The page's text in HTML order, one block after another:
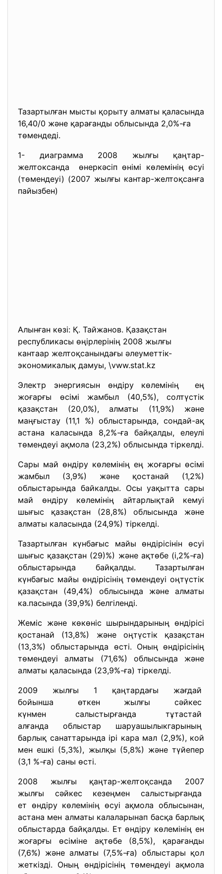
Тазартылған мысты қорыту алматы қаласында
16,40/0 және қарағанды облысында 2,0%-ға
төмендеді.
1- диаграмма 2008 жылғы қаңтар-
желтоксанда өнеркәсіп өнімі көлемінің өсуі
(төмендеуі) (2007 жылғы кантар-желтоқсанға
пайызбен)
Алынған көзі: Қ. Тайжанов. Қазақстан
республикасы өңірлерінің 2008 жылғы
кантаар желтоқсанындағы әлеуметтік-
экономикалық дамуы, \vww.stat.kz
Электр энергиясын өндіру көлемінің ең
жоғарғы өсімі жамбыл (40,5%), солтүстік
қазақстан (20,0%), алматы (11,9%) және
маңғыстау (11,1 %) облыстарында, сондай-ақ
астана каласында 8,2%-ға байқалды, елеулі
төмендеуі ақмола (23,2%) облысында тіркелді.
Сары май өндіру көлемінің ең жоғарғы өсімі
жамбыл (3,9%) және қостанай (1,2%)
облыстарында байкалды. Осы уақытта сары
май өндіру көлемінің айтарлықтай кемуі
шығыс қазақстан (28,8%) облысында және
алматы каласында (24,9%) тіркелді.
Тазартылған күнбағыс майы өндірісінін өсуі
шығыс қазақстан (29)%) және ақтөбе (і,2%-ға)
облыстарында байқалды. Тазартылған
күнбағыс майы өндірісінің төмендеуі оңтүстік
қазақстан (49,4%) облысында және алматы
ка.пасында (39,9%) белгіленді.
Жеміс және көкөніс шырындарының өндірісі
қостанай (13,8%) және оңтүстік қазақстан
(13,3%) облыстарында өсті. Оның өндірісінің
төмендеуі алматы (71,6%) облысында және
алматы қаласында (23,9%-ға) тіркелді.
2009 жылғы 1 қаңтардағы жағдай
бойынша өткен жылғы сәйкес
күнмен салыстырғанда тұтастай
алғанда облыстар шаруашылыкгарының
барлық санаттарында ірі кара мал (2,9%), кой
мен ешкі (5,3%), жылқы (5,8%) және түйепер
(3,1 %-ға) саны өсті.
2008 жылғы қаңтар-желтоқсанда 2007
жылғы сәйкес кезеңмен салыстырғанда
ет өндіру көлемінің өсуі ақмола облысынан,
астана мен алматы калаларынап басқа барлық
облыстарда байқалды. Ет өндіру көлемінің ен
жоғарғы өсіміне ақтөбе (8,5%), қарағанды
(7,6%) және алматы (7,5%-ға) облыстары қол
жеткізді. Оның өндірісінің төмендеуі ақмола